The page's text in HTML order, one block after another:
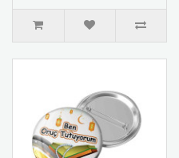
1. sınıf ve..